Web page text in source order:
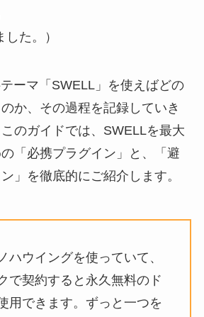
た。）
ーマ「SWELL」を使えばどの
か、その過程を記録していき
のガイドでは、SWELLを最大
「必携プラグイン」と、「避
」を徹底的にご紹介します。
ハウイングを使っていて、
で契約すると永久無料のド
用できます。ずっと一つを